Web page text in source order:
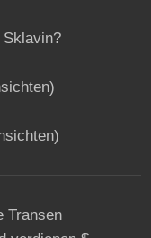
Transen